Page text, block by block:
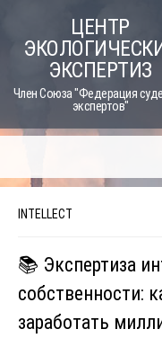
content
ЦЕНТР
ЭКСПЕРТИЗ
Член Союза "Федерация
экспертов"
INTELLECT
📚 Экспертиза
собственности:
заработать